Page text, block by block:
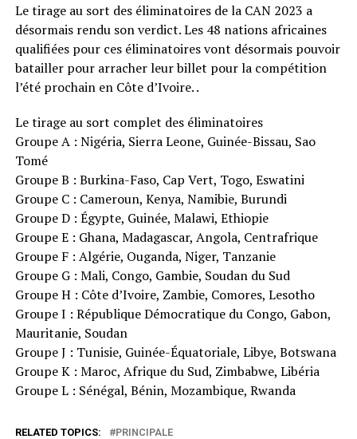
Le tirage au sort des éliminatoires de la CAN 2023 a
désormais rendu son verdict. Les 48 nations africaines
qualifiées pour ces éliminatoires vont désormais pouvoir
batailler pour arracher leur billet pour la compétition
l’été prochain en Côte d’Ivoire. .
Le tirage au sort complet des éliminatoires
Groupe A : Nigéria, Sierra Leone, Guinée-Bissau, Sao
Tomé
Groupe B : Burkina-Faso, Cap Vert, Togo, Eswatini
Groupe C : Cameroun, Kenya, Namibie, Burundi
Groupe D : Égypte, Guinée, Malawi, Ethiopie
Groupe E : Ghana, Madagascar, Angola, Centrafrique
Groupe F : Algérie, Ouganda, Niger, Tanzanie
Groupe G : Mali, Congo, Gambie, Soudan du Sud
Groupe H : Côte d’Ivoire, Zambie, Comores, Lesotho
Groupe I : République Démocratique du Congo, Gabon,
Mauritanie, Soudan
Groupe J : Tunisie, Guinée-Équatoriale, Libye, Botswana
Groupe K : Maroc, Afrique du Sud, Zimbabwe, Libéria
Groupe L : Sénégal, Bénin, Mozambique, Rwanda
RELATED TOPICS: PRINCIPALE